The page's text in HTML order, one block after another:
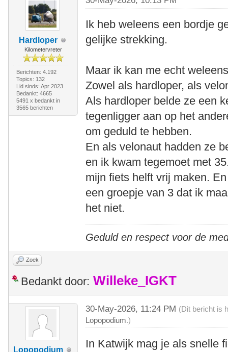
Hardloper
Kilometervreter
Berichten: 4.192
Topics: 132
Lid sinds: Apr 2023
Bedankt: 4665
5491 x bedankt in
3565 berichten
Ik heb weleens een bordje
gelijke strekking.
Maar ik kan me echt
Zowel als hardloper, als
Als hardloper belde ze een
tegenligger aan op het
om geduld te hebben.
En als velonaut hadden ze
en ik kwam tegemoet met
mijn fiets helft vrij maken.
een groepje van 3 dat ik
het niet.
Geduld en respect voor de
Zoek
Bedankt door: Willeke_IGKT
Lopopodium
30-May-2026, 11:24 PM (Dit bericht is
Lopopodium.)
In Katwijk mag je als snelle